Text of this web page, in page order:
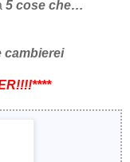
5 cose che…
cambierei